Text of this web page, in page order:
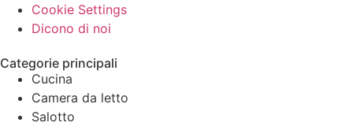
Cookie Settings
Dicono di noi
Categorie principali
Cucina
Camera da letto
Salotto